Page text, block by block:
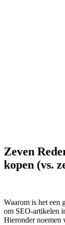
Zeven
kopen (vs.
Waarom is het een
om SEO-artikelen
Hieronder noemen